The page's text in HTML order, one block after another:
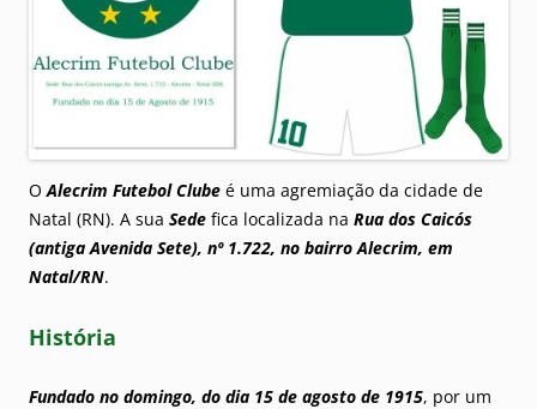
OAlecrim Futebol Clube é uma agremiação da cidade de
Natal (RN). A sua Sede fica localizada na Rua dos Caicós
(antiga Avenida Sete), nº 1.722, no bairro Alecrim, em
Natal/RN.
História
Fundado no domingo, do dia 15 de agosto de 1915, por um